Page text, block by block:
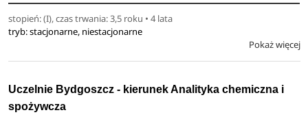
stopień: (I), czas trwania: 3,5 roku • 4 lata
tryb: stacjonarne, niestacjonarne
Pokaż więcej
Uczelnie Bydgoszcz - kierunek Analityka chemiczna i
spożywcza